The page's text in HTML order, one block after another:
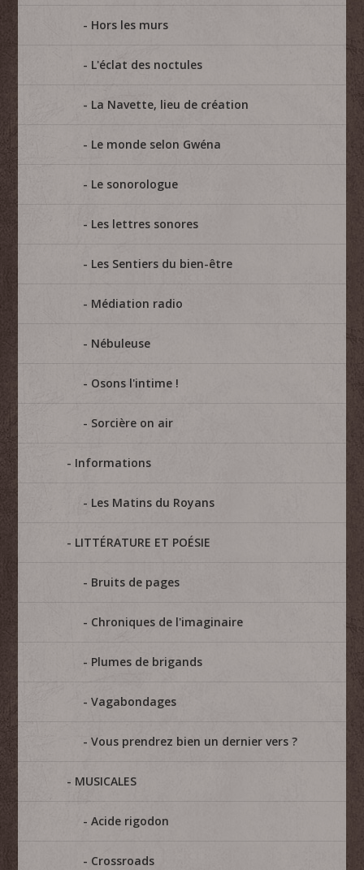
Hors les murs
L'éclat des noctules
La Navette, lieu de création
Le monde selon Gwéna
Le sonorologue
Les lettres sonores
Les Sentiers du bien-être
Médiation radio
Nébuleuse
Osons l'intime !
Sorcière on air
Informations
Les Matins du Royans
LITTÉRATURE ET POÉSIE
Bruits de pages
Chroniques de l'imaginaire
Plumes de brigands
Vagabondages
Vous prendrez bien un dernier vers ?
MUSICALES
Acide rigodon
Crossroads